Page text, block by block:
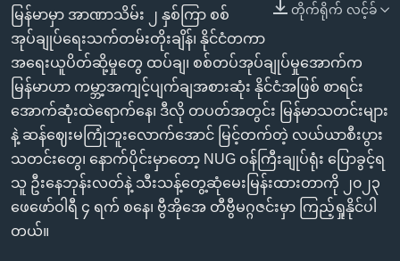
ကြည့်
ရန်
ရှာဖွေ
ရန်
နေရာ
သို့
ကျော်
ရန်
ဘာသာစကားများ
တိုက်ရိုက် လင့်ခ်
မြန်မာမှာ အာဏာသိမ်း ၂ နှစ်ကြာ စစ်
အုပ်ချုပ်ရေးသက်တမ်းတိုးချိန်၊ နိုင်ငံတကာ
အရေးယူပိတ်ဆို့မှုတွေ ထပ်ချ၊ စစ်တပ်အုပ်ချုပ်မှုအောက်က
မြန်မာဟာ ကမ္ဘာ့အကျင့်ပျက်ချအစားဆုံး နိုင်ငံအဖြစ် စာရင်း
အောက်ဆုံးထဲရောက်နေ၊ ဒီလို တပတ်အတွင်း မြန်မာသတင်းများ
နဲ့ ဆန်ဈေးမကြုံဘူးလောက်အောင် မြင့်တက်တဲ့ လယ်ယာစီးပွား
သတင်းတွေ၊ နောက်ပိုင်းမှာတော့ NUG ဝန်ကြီးချုပ်ရုံး ပြောခွင့်ရ
သူ ဦးနေဘုန်းလတ်နဲ့ သီးသန့်တွေ့ဆုံမေးမြန်းထားတာကို ၂၀၂၃
ဖေဖော်ဝါရီ ၄ ရက် စနေ၊ ဗွီအိုအေ တီဗွီမဂ္ဂဇင်းမှာ ကြည့်ရှုနိုင်ပါ
တယ်။